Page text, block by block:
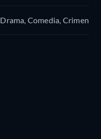
Drama, Comedia, Crimen